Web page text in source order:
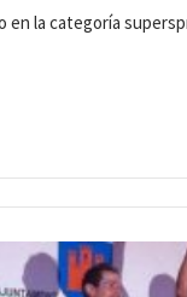
en la categoría